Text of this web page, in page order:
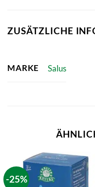
ZUSÄTZLICHE
MARKE Salus
-25%